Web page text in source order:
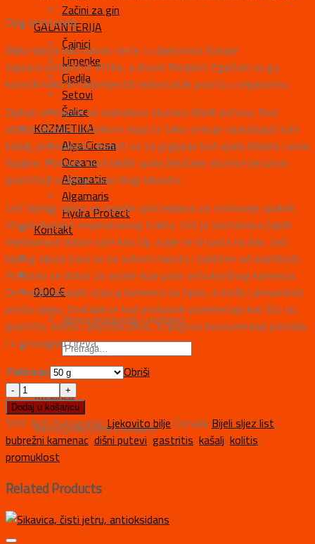
Začini za gin
GALANTERIJA
Čajnici
Limenke
Cjedila
Setovi
Šalice
KOZMETIKA
Alga Cicosa
Oceane
Alganatis
Algamaris
Hydra Protect
Kontakt
0,00€
Nema proizvoda u košarici.
Košarica
Nema proizvoda u košarici.
Opis proizvoda:
Biljka sljeza iako danas raste i u dijelovima Europe
zapravo potječe iz Afrike, a drevni Rimljani i Egipćani su ga
koristili kako bi nadomjestili nedostatak povrća u organizmu.
Djeluje umirujuće na nadraženu sluznicu dišnih puteva. Sluz
oblaže sluznicu u tankom sloju te tako smiruje nadražujući suhi
kašalj, promuklost. Koristi se za grgljanje kod upala ždrijela i usne
šupljine. Pomaže i kod lakših upala želučane sluznice (erozivni
gastritis), a djeluje i kao blagi laksativ.
List bijelog sljeza se najviše upotrebljava za smirivanje upalnih
stanja sluznice respiratornog trakta. List je sastavnica čajnih
mješavina ili dolazi sam kao čaj, a pije se tri puta na dan. List
bijelog sljeza čuva se na suhom mjestu i zaštićen od svjetlosti.
Pokazao se dobar za osobe koje pate od bubrežnog kamenca.
On može smanjiti utjecaj kamenca na tijelo, a može i prevenirati
protiv njega. Značajan je kod probavnih poremećaja kao što su
gastritis, kolitis i peptički ulkus, a njegovo konzumiranje pomaže
i u smanjenju čireva.
Pakiranje
Obriši
Dodaj u košaricu
SKU: N/AKategorija:Ljekovito bilje Oznake Bijeli sljez list,
bubrežni kamenac, dišni putevi, gastritis, kašalj, kolitis,
promuklost
Related Products